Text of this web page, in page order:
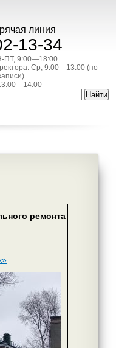
линия
13-34
ПТ, 9:00—18:00
Ср, 9:00—13:00 (по
ремонта